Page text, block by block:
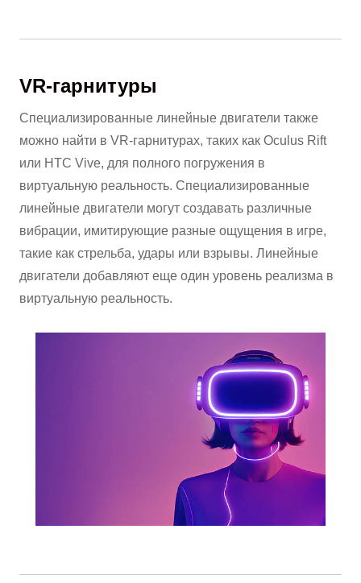
VR-гарнитуры
Специализированные линейные двигатели также
можно найти в VR-гарнитурах, таких как Oculus Rift
или HTC Vive, для полного погружения в
виртуальную реальность. Специализированные
линейные двигатели могут создавать различные
вибрации, имитирующие разные ощущения в игре,
такие как стрельба, удары или взрывы. Линейные
двигатели добавляют еще один уровень реализма в
виртуальную реальность.